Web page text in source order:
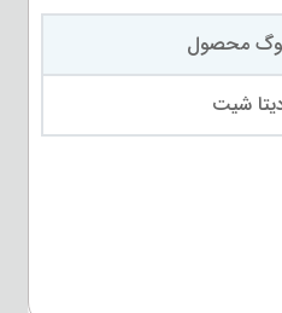
محصول
شیت